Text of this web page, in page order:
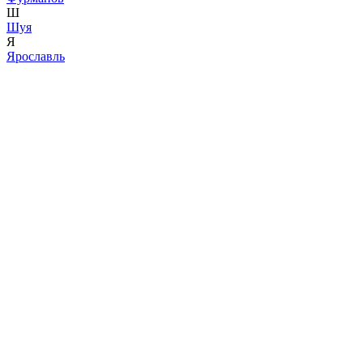
Ш
Шуя
Я
Ярославль